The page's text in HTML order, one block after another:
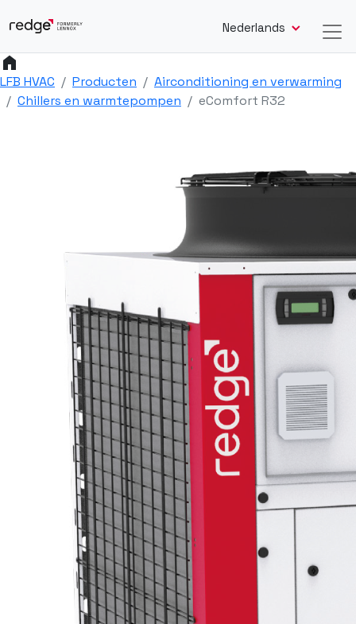
Nederlands
home
LFB HVAC Producten
Airconditioning en verwarming
Chillers en warmtepompen
eComfort R32